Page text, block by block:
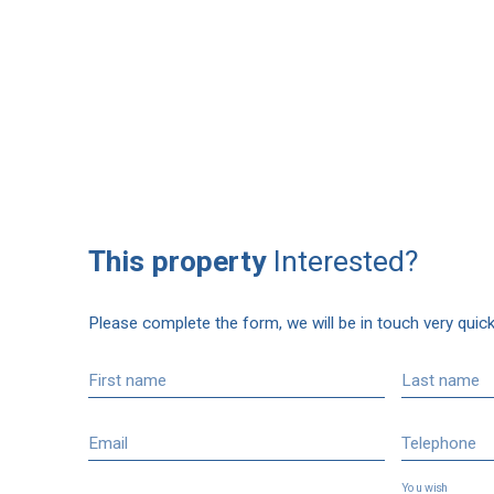
This property Interested?
Please complete the form, we will be in touch very
First name Last name
Email Telephone
You wish